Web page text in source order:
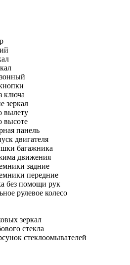
ключа
зеркал
вылету
высоте
панель
двигателя
багажника
движения
задние
передние
без помощи рук
рулевое колесо
зеркал
стекла
стеклоомывателей